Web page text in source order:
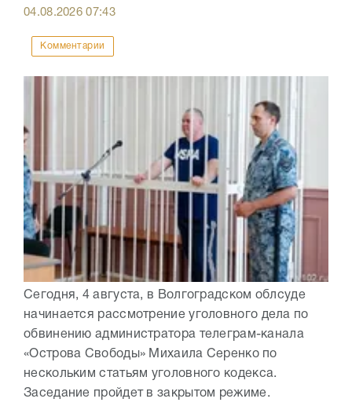
04.08.202607:43
Комментарии
Сегодня, 4 августа, в Волгоградском облсуде
начинается рассмотрение уголовного дела по
обвинению администратора телеграм-канала
«Острова Свободы» Михаила Серенко по
нескольким статьям уголовного кодекса.
Заседание пройдет в закрытом режиме.